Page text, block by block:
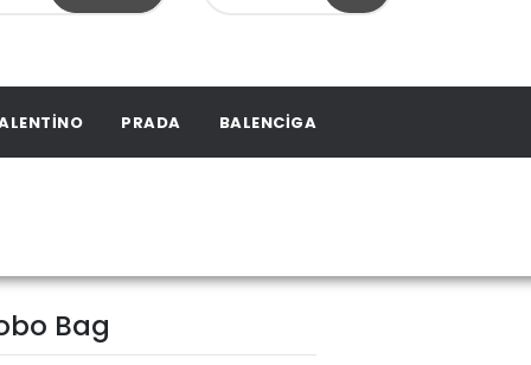
PRADA BALENCIGA
Bag